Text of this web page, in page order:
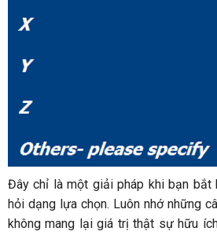
Đây chỉ là một giải pháp khi bạn bắt
hỏi dạng lựa chọn. Luôn nhớ những
không mang lại giá trị thật sự hữu